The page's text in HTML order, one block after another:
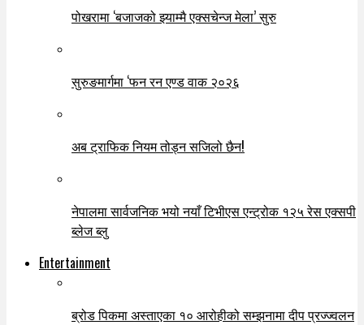
पोखरामा ‘बजाजको झ्याम्मै एक्सचेन्ज मेला’ सुरु
सुरुङमार्गमा ‘फन रन एण्ड वाक २०२६
अब ट्राफिक नियम तोड्न सजिलो छैन!
नेपालमा सार्वजनिक भयो नयाँ टिभीएस एन्ट्रोक १२५ रेस एक्सपी
ब्लेज ब्लु
Entertainment
ब्रोड पिकमा अस्ताएका १० आरोहीको सम्झनामा दीप प्रज्ज्वलन